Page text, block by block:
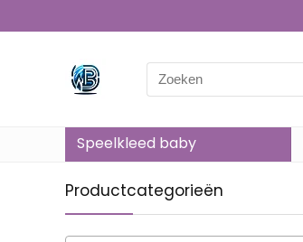
Search
for:
Speelkleed baby
Productcategorieën